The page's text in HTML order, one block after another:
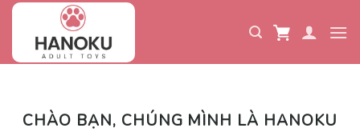
Skip
content
CHÀO BẠN, CHÚNG MÌNH LÀ HANOKU